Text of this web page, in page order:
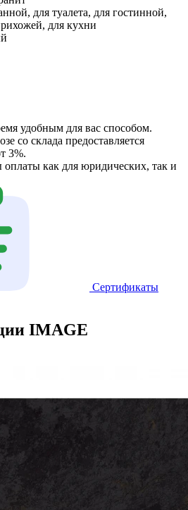
для туалета, для гостинной,
для кухни
удобным для вас способом.
со склада предоставляется
3%.
как для юридических, так и
Сертификаты
IMAGE